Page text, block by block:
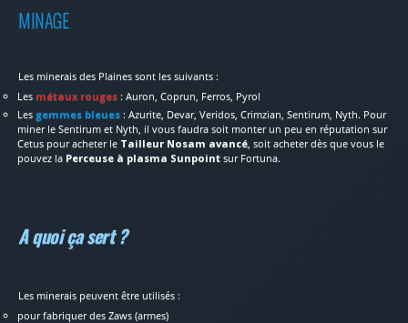
MINAGE
Les minerais des Plaines sont les suivants :
Les métaux rouges : Auron, Coprun, Ferros, Pyrol
Les gemmes bleues : Azurite, Devar, Veridos, Crimzian, Sentirum, Nyth. Pour
miner le Sentirum et Nyth, il vous faudra soit monter un peu en réputation sur
Cetus pour acheter le Tailleur Nosam avancé , soit acheter dès que vous le
pouvez la Perceuse à plasma Sunpoint sur Fortuna.
A quoi ça sert ?
Les minerais peuvent être utilisés :
pour fabriquer des Zaws (armes)